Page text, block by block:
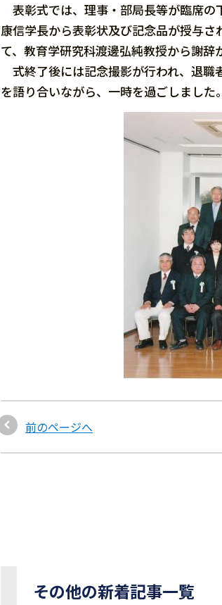
表彰式では、理事・部局長等が臨席の
康信学長から表彰状及び記念品が授与
て、教育学研究科渡邊弘純教授から謝辞
式終了後には記念撮影が行われ、退職
を語り合いながら、一時を過ごしました。
前のページへ
その他の新着記事一覧